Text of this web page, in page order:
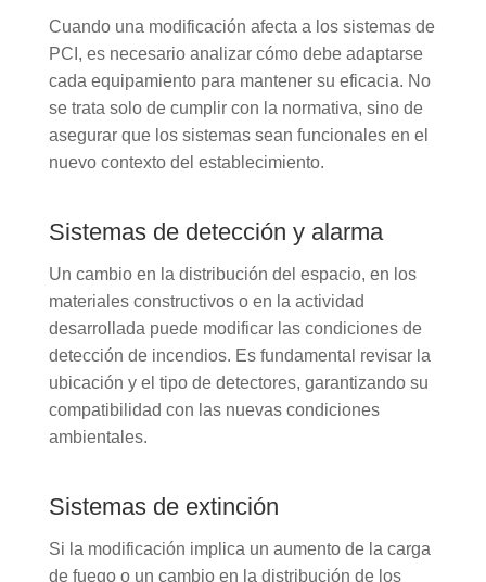
Cuando una modificación afecta a los sistemas de
PCI, es necesario analizar cómo debe adaptarse
cada equipamiento para mantener su eficacia. No
se trata solo de cumplir con la normativa, sino de
asegurar que los sistemas sean funcionales en el
nuevo contexto del establecimiento.
Sistemas de detección y alarma
Un cambio en la distribución del espacio, en los
materiales constructivos o en la actividad
desarrollada puede modificar las condiciones de
detección de incendios. Es fundamental revisar la
ubicación y el tipo de detectores, garantizando su
compatibilidad con las nuevas condiciones
ambientales.
Sistemas de extinción
Si la modificación implica un aumento de la carga
de fuego o un cambio en la distribución de los